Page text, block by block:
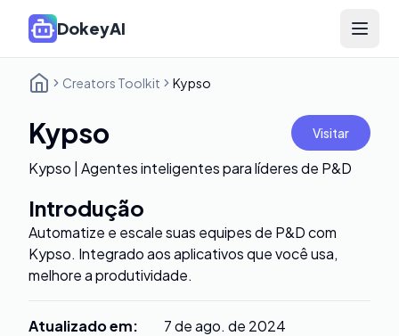
DokeyAI Open
Creators Toolkit Kypso
Kypso Visitar
Kypso | Agentes inteligentes para líderes de P&D
Introdução
Automatize e escale suas equipes de P&D com
Kypso. Integrado aos aplicativos que você usa,
melhore a produtividade.
Atualizado em:
7 de ago. de 2024